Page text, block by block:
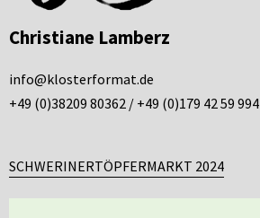
Christiane Lamberz
info@klosterformat.de
+49 (0)38209 80362 / +49 (0)179 42 59 994
SCHWERINERTÖPFERMARKT 2024